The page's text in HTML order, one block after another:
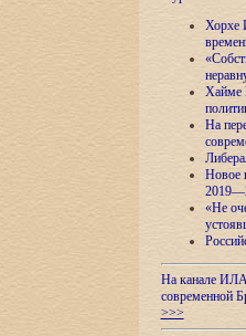
Хорхе
Хайме
На
Новое
«Не
На канале ИЛА
современной
>>>